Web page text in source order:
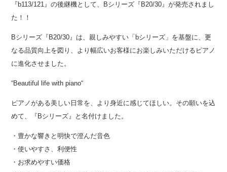
『b113/121』の後継機として、Bシリーズ『B20/30』が発売されまし
た！！
Bシリーズ『B20/30』は、親しみやすい「bシリーズ」を基盤に、更
なる品質向上を図り、より幅広いお客様にお楽しみいただけるピアノ
に進化させました。
“Beautiful life with piano“
ピアノがある美しい日常を、より身近に感じてほしい。その願いを込
めて、『Bシリーズ』と名付けました。
・豊かな響きと明快で澄んだ音色
・使いやすさ、利便性
・お求めやすい価格